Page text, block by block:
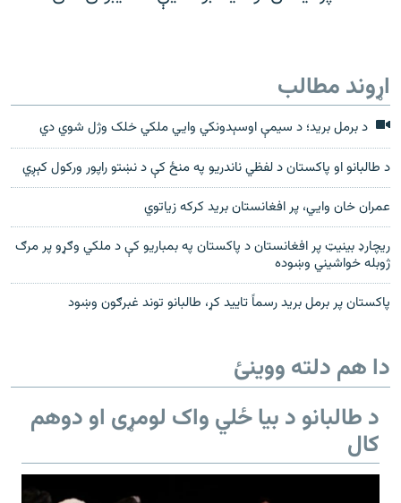
اړوند مطالب
د برمل برید؛‌ د سیمې اوسېدونکي وايي ملکي خلک وژل شوي دي
د طالبانو او پاکستان د لفظي ناندریو په منځ کې د نښتو راپور ورکول کېږي
عمران خان وايي، پر افغانستان برید کرکه زیاتوي
ریچارډ بینیټ پر افغانستان د پاکستان په بمباریو کې د ملکي وګړو پر مرګ
ژوبله خواشیني وښوده
پاکستان پر برمل برید رسماً تایید کړ، طالبانو توند غبرګون وښود
دا هم دلته ووینئ
د طالبانو د بیا ځلي واک لومړی او دوهم
کال